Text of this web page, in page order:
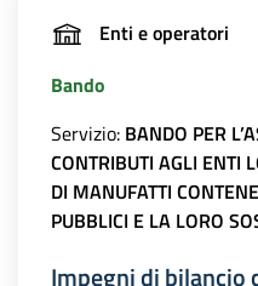
Enti e operatori
Bando
Servizio: BANDO PER
CONTRIBUTI AGLI ENTI
DI MANUFATTI
PUBBLICI E LA LORO
Impegni di bilancio